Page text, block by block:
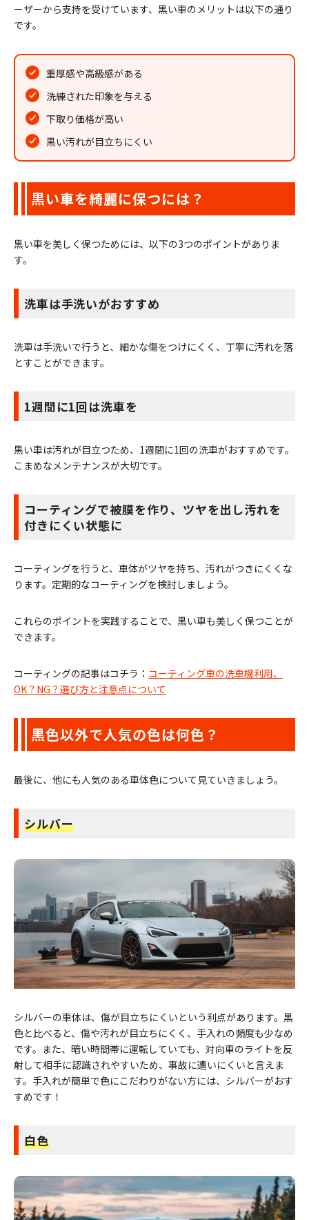
ーザーから支持を受けています、黒い車のメリットは以下の通り
です。
重厚感や高級感がある
洗練された印象を与える
下取り価格が高い
黒い汚れが目立ちにくい
黒い車を綺麗に保つには？
黒い車を美しく保つためには、以下の3つのポイントがありま
す。
洗車は手洗いがおすすめ
洗車は手洗いで行うと、細かな傷をつけにくく、丁寧に汚れを落
とすことができます。
1週間に1回は洗車を
黒い車は汚れが目立つため、1週間に1回の洗車がおすすめです。
こまめなメンテナンスが大切です。
コーティングで被膜を作り、ツヤを出し汚れを
付きにくい状態に
コーティングを行うと、車体がツヤを持ち、汚れがつきにくくな
ります。定期的なコーティングを検討しましょう。
これらのポイントを実践することで、黒い車も美しく保つことが
できます。
コーティングの記事はコチラ： コーティング車の洗車機利用、
OK？NG？選び方と注意点について
黒色以外で人気の色は何色？
最後に、他にも人気のある車体色について見ていきましょう。
シルバー
シルバーの車体は、傷が目立ちにくいという利点があります。黒
色と比べると、傷や汚れが目立ちにくく、手入れの頻度も少なめ
です。また、暗い時間帯に運転していても、対向車のライトを反
射して相手に認識されやすいため、事故に遭いにくいと言えま
す。手入れが簡単で色にこだわりがない方には、シルバーがおす
すめです！
白色